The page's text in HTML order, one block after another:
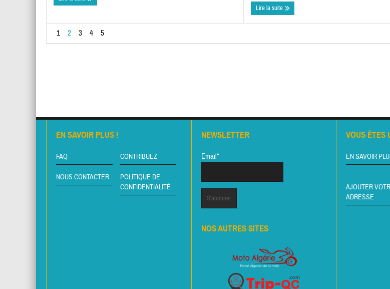
Lire la suite
1 2 3 4 5
EN SAVOIR PLUS !
FAQ CONTRIBUEZ
NOUS CONTACTER
POLITIQUE DE
CONFIDENTIALITÉ
NEWSLETTER
Email*
NOS AUTRES SITES
VOUS ÊTES
EN SAVOIR
AJOUTER
ADRESSE